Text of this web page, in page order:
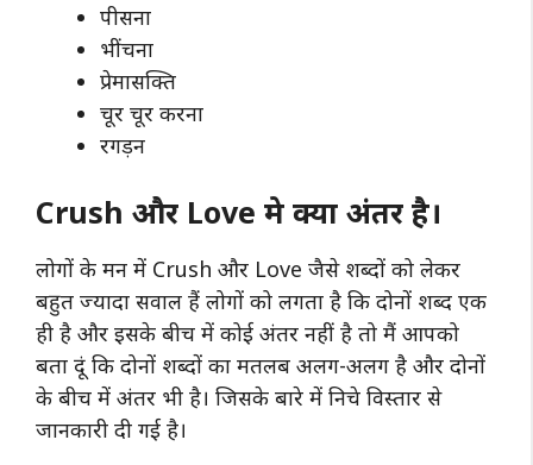
पीसना
भींचना
प्रेमासक्ति
चूर चूर करना
रगड़न
Crush और Love मे क्या अंतर है।
लोगों के मन में Crush और Love जैसे शब्दों को लेकर
बहुत ज्यादा सवाल हैं लोगों को लगता है कि दोनों शब्द एक
ही है और इसके बीच में कोई अंतर नहीं है तो मैं आपको
बता दूं कि दोनों शब्दों का मतलब अलग-अलग है और दोनों
के बीच में अंतर भी है। जिसके बारे में निचे विस्तार से
जानकारी दी गई है।